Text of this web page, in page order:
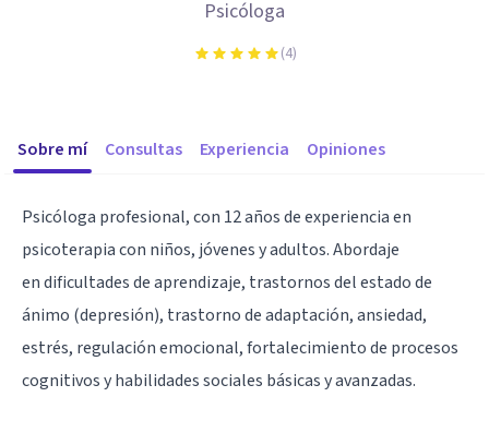
Psicóloga
(4)
Sobre mí Consultas Experiencia Opiniones
Psicóloga profesional, con 12 años de experiencia en
psicoterapia con niños, jóvenes y adultos. Abordaje
en dificultades de aprendizaje, trastornos del estado de
ánimo (depresión), trastorno de adaptación, ansiedad,
estrés, regulación emocional, fortalecimiento de procesos
cognitivos y habilidades sociales básicas y avanzadas.